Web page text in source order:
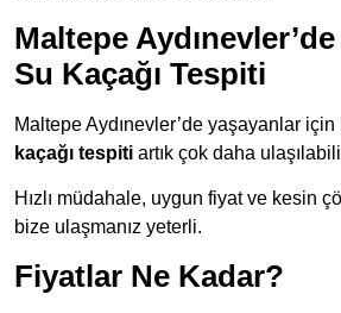
Maltepe
Su Kaçağı Tespiti
Maltepe Aydınevler’de yaşayanlar için
kaçağı tespiti artık çok daha
Hızlı müdahale, uygun fiyat ve kesin
bize ulaşmanız yeterli.
Fiyatlar Ne Kadar?